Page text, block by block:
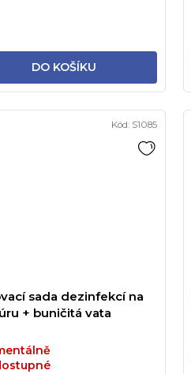
DO KOŠÍKU
sada dezinfekcí na
+ buničitá vata
Kód: S1085